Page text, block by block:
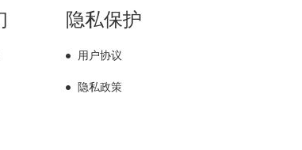
隐私保护
用户协议
隐私政策